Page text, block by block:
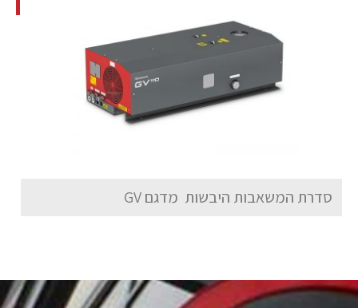
סדרת המשאבות היבשות מדגם GV